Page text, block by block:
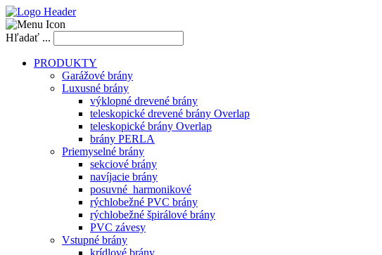
Hľadať ...
PRODUKTY
Garážové brány
Luxusné brány
výklopné drevené brány
teleskopické drevené brány Overlap
teleskopické brány Overlap
brány PERLA
Priemyselné brány
sekciové brány
navíjacie brány
posuvné_harmonikové
rýchlobežné PVC brány
rýchlobežné špirálové brány
PVC závesy
Vstupné brány
krídlové brány